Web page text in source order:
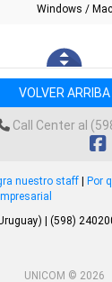
Windows / Mac
VOLVER ARRIBA
Call Center al
nuestro staff Por
| (598)
UNICOM © 2026